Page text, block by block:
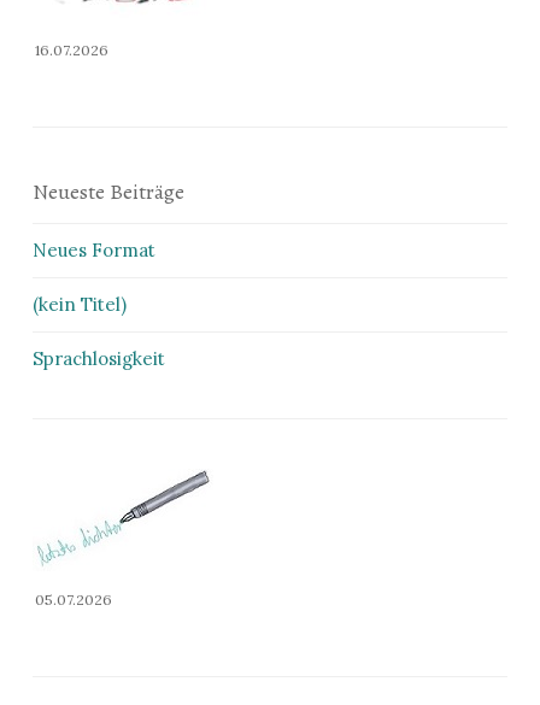
16.07.2026
Neueste Beiträge
Neues Format
(kein Titel)
Sprachlosigkeit
05.07.2026